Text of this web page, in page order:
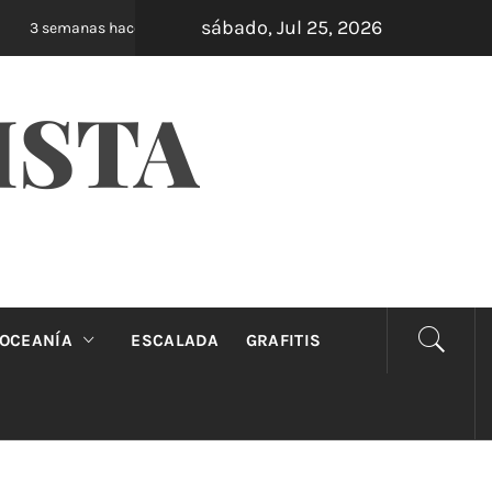
hace Oveja Negra: el unipersonal que se ríe de los
sábado, Jul 25, 2026
ESCALADA GRAFITIS